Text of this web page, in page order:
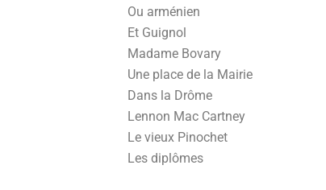
Ou arménien
Et Guignol
Madame Bovary
Une place de la Mairie
Dans la Drôme
Lennon Mac Cartney
Le vieux Pinochet
Les diplômes